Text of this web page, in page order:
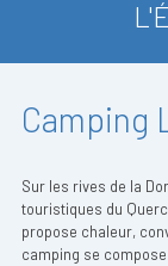
Camping
Sur les rives de la
touristiques du
propose chaleur,
camping se